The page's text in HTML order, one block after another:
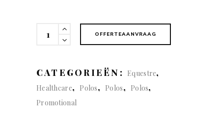
OFFERTEAANVRAAG
CATEGORIEËN: Equestre,
Healthcare, Polos, Polos, Polos,
Promotional